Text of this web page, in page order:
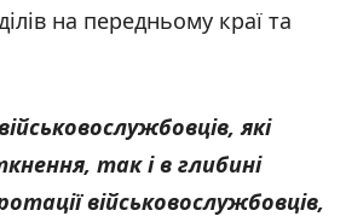
на передньому краї та
які
так і в глибині
військовослужбовців,